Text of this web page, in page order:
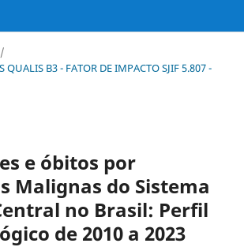
/
QUALIS B3 - FATOR DE IMPACTO SJIF 5.807 -
e óbitos por
Malignas do Sistema
no Brasil: Perfil
de 2010 a 2023